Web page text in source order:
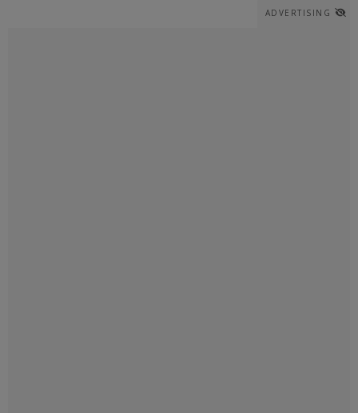
ADVERTISING